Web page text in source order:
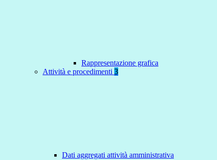
Rappresentazione grafica
Attività e procedimenti 3
Dati aggregati attività amministrativa